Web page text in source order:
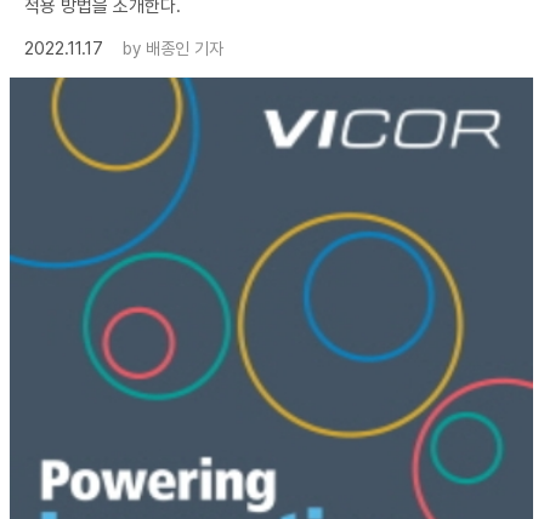
적용 방법을 소개한다.
2022.11.17
by 배종인 기자